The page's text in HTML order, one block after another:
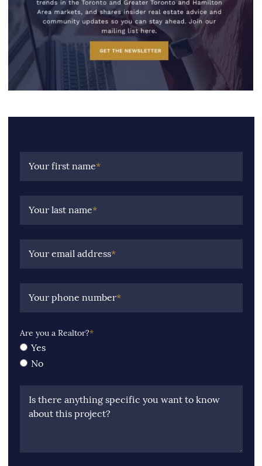
Your first name*
Your last name*
Your email address*
Your phone number*
Are you a Realtor?*
Yes
No
Is there anything specific you want to know
about this project?